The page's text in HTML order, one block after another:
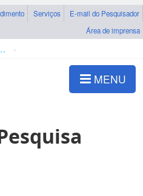
Serviços
E-mail do Pesquisador
Área de imprensa
Vigentes
MENU